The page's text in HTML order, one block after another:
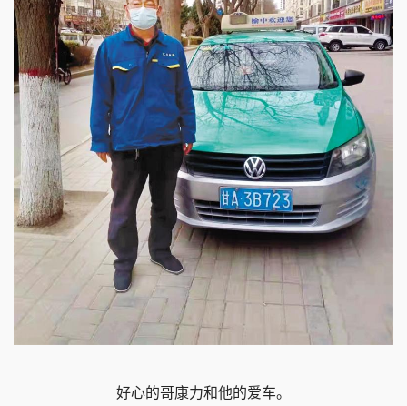
好心的哥康力和他的爱车。